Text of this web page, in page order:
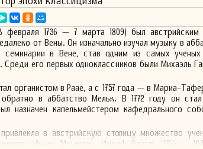
февраля 1736 — 7 марта 1809) был австрийским
от Вены. Он изначально изучал музыку в
в Вене, став одним из самых
Среди его первых одноклассников были Михаэль
органистом в Раае, а с 1757 года — в Мариа-
в аббатство Мельк. В 1772 году он стал
назначен капельмейстером кафедрального
в австрийскую столицу множество
Игнац Мошелес, Иосиф Вайгль (1766 —